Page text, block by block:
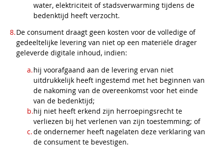
water, elektriciteit of stadsverwarming tijdens de
bedenktijd heeft verzocht.
De consument draagt geen kosten voor de volledige of
gedeeltelijke levering van niet op een materiële drager
geleverde digitale inhoud, indien:
hij voorafgaand aan de levering ervan niet
uitdrukkelijk heeft ingestemd met het beginnen van
de nakoming van de overeenkomst voor het einde
van de bedenktijd;
hij niet heeft erkend zijn herroepingsrecht te
verliezen bij het verlenen van zijn toestemming; of
de ondernemer heeft nagelaten deze verklaring van
de consument te bevestigen.